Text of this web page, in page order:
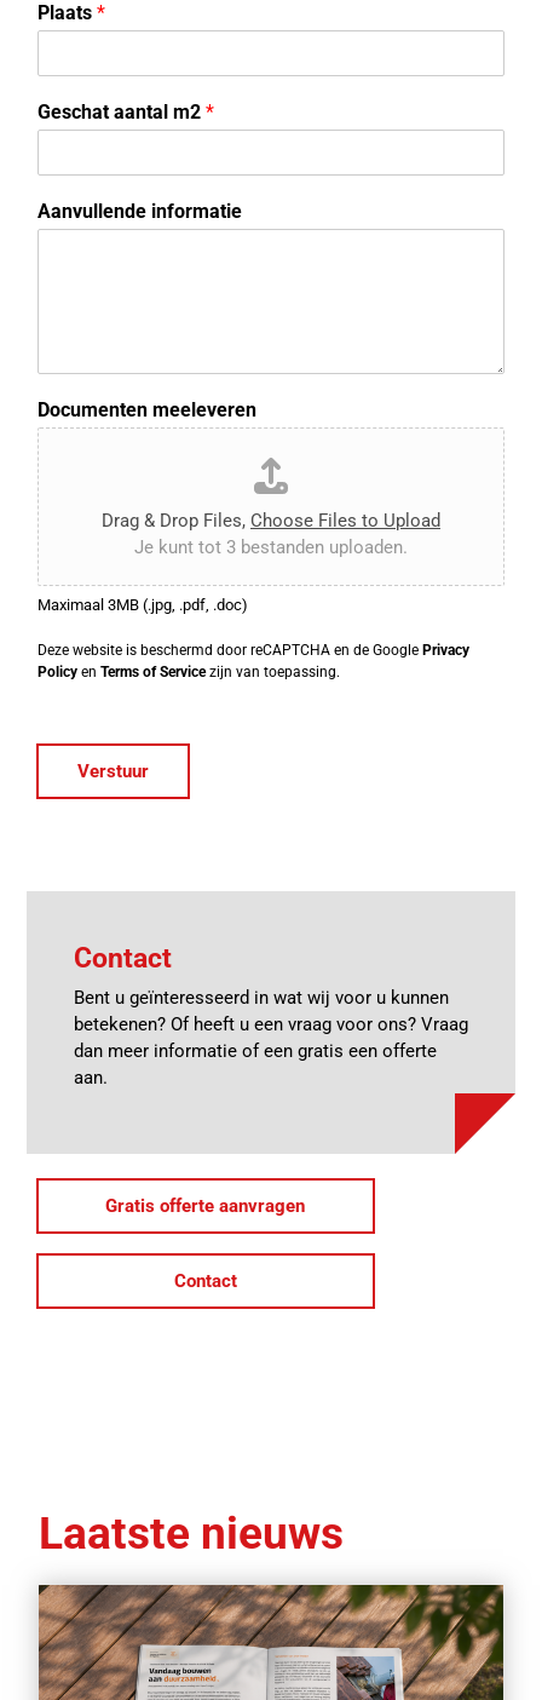
Plaats *
Geschat aantal m2 *
Aanvullende informatie
Documenten meeleveren
Drag & Drop Files, Choose Files to Upload
Je kunt tot 3 bestanden uploaden.
Maximaal 3MB (.jpg, .pdf, .doc)
Deze website is beschermd door reCAPTCHA en de Google Privacy
Policyen Terms of Servicezijn van toepassing.
Verstuur
Contact
Bent u geïnteresseerd in wat wij voor u kunnen
betekenen? Of heeft u een vraag voor ons? Vraag
dan meer informatie of een gratis een offerte
aan.
Gratis offerte aanvragen
Contact
Laatste nieuws